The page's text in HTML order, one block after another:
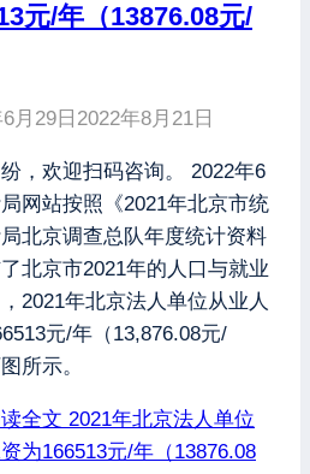
元/年（13876.08元/
月29日 2022年8月21日
，欢迎扫码咨询。 2022年6
网站按照《2021年北京市统
北京调查总队年度统计资料
北京市2021年的人口与就业
2021年北京法人单位从业人
元/年（13,876.08元/
所示。
全文 2021年北京法人单位
为166513元/年（13876.08